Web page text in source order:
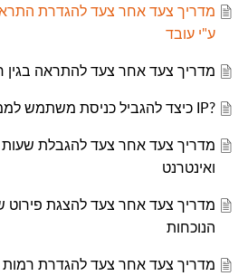
מדריך צעד אחר צעד להגדרת התראה
ע"י עובד
מדריך צעד אחר צעד להתראה בגין
?IP כיצד להגביל כניסת משתמש לממשק הניהול לפי כתובת
מדריך צעד אחר צעד להגבלת שעות
ואינטרנט
מדריך צעד אחר צעד להצגת פירוט
הנוכחות
מדריך צעד אחר צעד להגדרת